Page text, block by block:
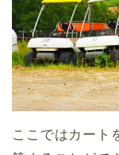
ここではカート